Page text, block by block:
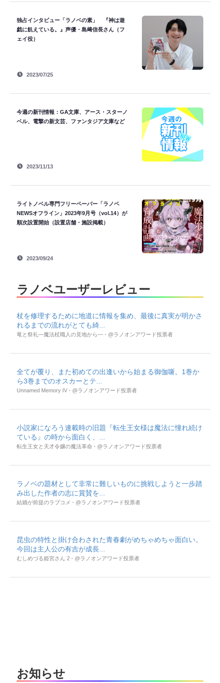
独占インタビュー「ラノベの素」 『神は遊
戯に飢えている。』声優・島﨑信長さん（フ
ェイ役）
2023/07/25
今週の新刊情報：GA文庫、アース・スターノ
ベル、電撃の新文芸、ファンタジア文庫など
2023/11/13
ライトノベル専門フリーペーパー「ラノベ
NEWSオフライン」2023年9月号（vol.14）が
順次設置開始（設置店舗・施設掲載）
2023/09/24
ラノベユーザーレビュー
杖を修理するために地道に情報を集め、最後に真実が明かさ
れるまでの流れがとても綺...
竜と祭礼―魔法杖職人の見地から― - @ラノオンアワード投票者
全てが覆り、また初めての出逢いから始まる御伽噺。1巻か
ら3巻までのオスカーとテ...
Unnamed Memory IV - @ラノオンアワード投票者
小説家になろう連載時の旧題『転生王女様は魔法に憧れ続け
ている』の時から面白く、...
転生王女と天才令嬢の魔法革命 - @ラノオンアワード投票者
ラノベの題材として非常に難しいものに挑戦しようと一歩踏
み出した作者の志に賞賛を...
結婚が前提のラブコメ - @ラノオンアワード投票者
昆虫の特性と掛け合わされた青春劇がめちゃめちゃ面白い。
今回は主人公の有吉が成長...
むしめづる姫宮さん 2 - @ラノオンアワード投票者
お知らせ